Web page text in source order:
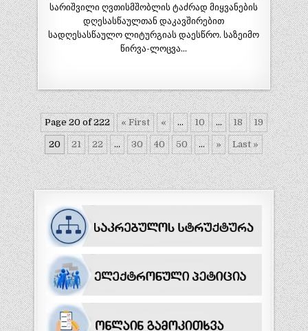
სარიშვილი ღვთისმშობლის ტაძრად მიყვანების
დღესასწაულთან დაკავშირებით
სადღესასწაულო ლიტურგიას დაესწრო. საზეიმო
წირვა-ლოცვა…
Page 20 of 222 « First « ... 10 ... 18 19
20 21 22 ... 30 40 50 ... » Last »